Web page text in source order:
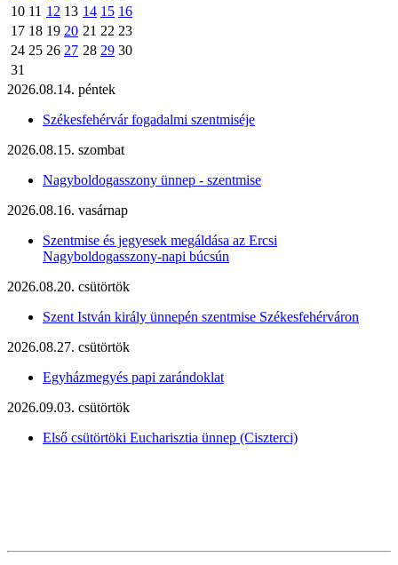
10 11 12 13 14 15 16
17 18 19 20 21 22 23
24 25 26 27 28 29 30
31
2026.08.14. péntek
Székesfehérvár fogadalmi szentmiséje
2026.08.15. szombat
Nagyboldogasszony ünnep - szentmise
2026.08.16. vasárnap
Szentmise és jegyesek megáldása az Ercsi
Nagyboldogasszony-napi búcsún
2026.08.20. csütörtök
Szent István király ünnepén szentmise Székesfehérváron
2026.08.27. csütörtök
Egyházmegyés papi zarándoklat
2026.09.03. csütörtök
Első csütörtöki Eucharisztia ünnep (Ciszterci)